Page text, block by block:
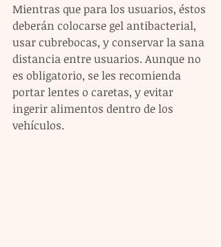
Mientras que para los usuarios, éstos
deberán colocarse gel antibacterial,
usar cubrebocas, y conservar la sana
distancia entre usuarios. Aunque no
es obligatorio, se les recomienda
portar lentes o caretas, y evitar
ingerir alimentos dentro de los
vehículos.